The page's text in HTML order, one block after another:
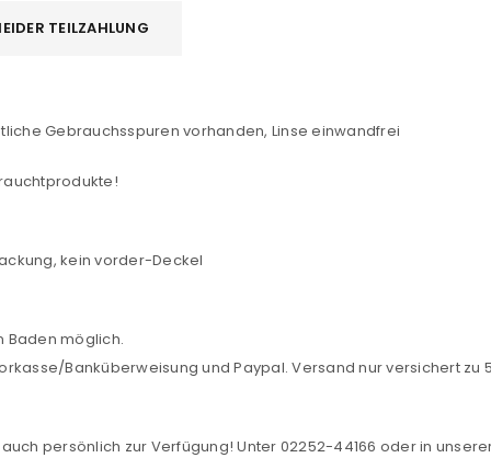
TEILZAHLUNG
Gebrauchsspuren vorhanden, Linse einwandfrei
kein vorder-Deckel
Baden möglich.
Banküberweisung und Paypal. Versand nur versichert
persönlich zur Verfügung! Unter 02252-44166 oder in